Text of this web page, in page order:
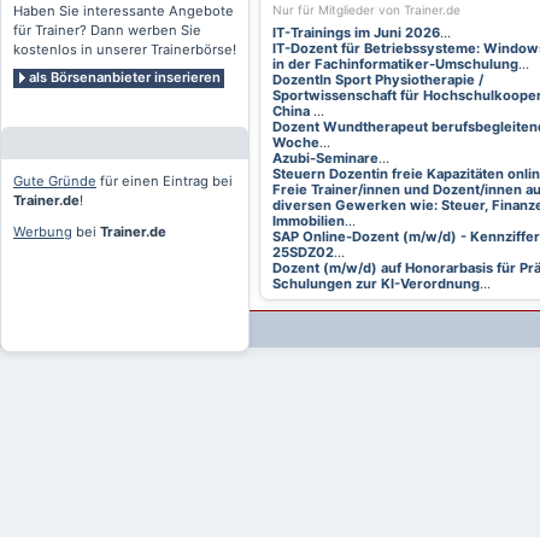
Haben Sie interessante Angebote
für Trainer? Dann werben Sie
kostenlos in unserer Trainerbörse!
als Börsenanbieter inserieren
Gute Gründe für einen Eintrag bei
Trainer.de!
Werbung bei Trainer.de
Nur für Mitglieder von Trainer.de
IT-Trainings im Juni 2026...
IT-Dozent für Betriebssysteme:
in der Fachinformatiker-Umschulung...
DozentIn Sport Physiotherapie /
Sportwissenschaft für
China ...
Dozent Wundtherapeut
Woche...
Azubi-Seminare...
Steuern Dozentin freie Kapazitäten
Freie Trainer/innen und Dozent/innen
diversen Gewerken wie: Steuer,
Immobilien...
SAP Online-Dozent (m/w/d) -
25SDZ02...
Dozent (m/w/d) auf Honorarbasis für
Schulungen zur KI-Verordnung...